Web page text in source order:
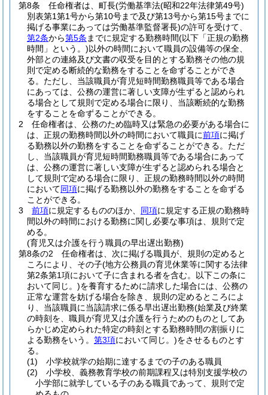
第8条
任命権者は、町長(労働基準法(昭和22年法律第49号)
別表第1第1号から第10号まで及び第13号から第15号までに
掲げる事業にあっては労働基準監督署長)の許可を受けて、
第2条から第5条 までに規定する勤務時間(以下「正規の勤務
時間」という。)以外の時間において職員の設備等の保全、
外部との連絡及び文書の収受を目的とする勤務その他の規
則で定める断続的な勤務をすることを命ずることができ
る。 ただし、当該職員が育児短時間勤務職員等である場合
にあっては、公務の運営に著しい支障が生ずると認められ
る場合として規則で定める場合に限り、当該断続的な勤務
をすることを命ずることができる。
2
任命権者は、公務のため臨時又は緊急の必要がある場合に
は、正規の勤務時間以外の時間において職員に前項に掲げ
る勤務以外の勤務をすることを命ずることができる。 ただ
し、当該職員が育児短時間勤務職員等である場合にあって
は、公務の運営に著しい支障が生ずると認められる場合と
して規則で定める場合に限り、正規の勤務時間以外の時間
において同項に掲げる勤務以外の勤務をすることを命ずる
ことができる。
3
前項に規定するもののほか、 同項に規定する正規の勤務時
間以外の時間における勤務に関し必要な事項は、規則で定
める。
(育児又は介護を行う職員の早出遅出勤務)
第8条の2
任命権者は、次に掲げる職員が、規則の定めると
ころにより、その子(地方公務員の育児休業等に関する法律
第2条第1項において子に含まれる者を含む。以下この条に
おいて同じ。)を養育するために請求した場合には、公務の
正常な運営を妨げる場合を除き、規則の定めるところによ
り、当該職員に当該請求に係る早出遅出勤務(始業及び終業
の時刻を、職員が育児又は介護を行うためのものとしてあ
らかじめ定められた特定の時刻とする勤務時間の割振りに
よる勤務をいう。 第3項において同じ。)をさせるものとす
る。
(1)
小学校就学の始期に達するまでの子のある職員
(2)
小学校、義務教育学校の前期課程又は特別支援学校の
小学部に就学している子のある職員であって、規則で定